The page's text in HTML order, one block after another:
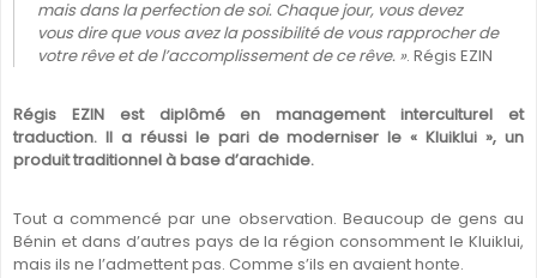
mais dans la perfection de soi. Chaque jour, vous devez
vous dire que vous avez la possibilité de vous rapprocher de
votre rêve et de l’accomplissement de ce rêve. ». Régis EZIN
Régis EZIN est diplômé en management interculturel et
traduction. Il a réussi le pari de moderniser le « Kluiklui », un
produit traditionnel à base d’arachide.
Tout a commencé par une observation. Beaucoup de gens au
Bénin et dans d’autres pays de la région consomment le Kluiklui,
mais ils ne l’admettent pas. Comme s’ils en avaient honte.